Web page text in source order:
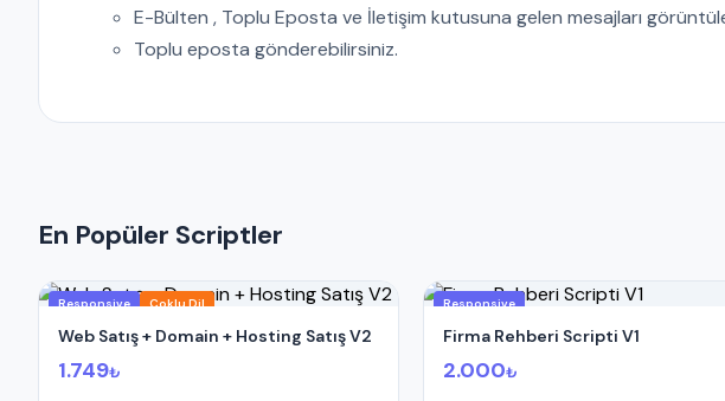
E-Bülten , Toplu Eposta ve İletişim kutusuna gelen mesajları
Toplu eposta gönderebilirsiniz.
En Popüler Scriptler
Responsive Çoklu Dil
Web Satış + Domain + Hosting Satış V2
1.749₺
Responsive
Firma Rehberi Scripti V1
2.000₺